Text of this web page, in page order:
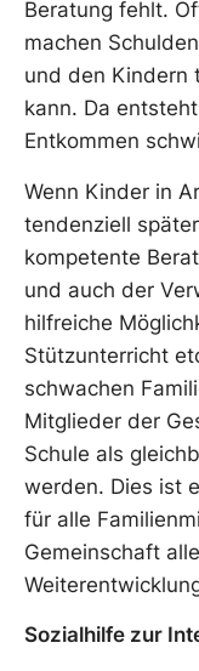
Beratung fehlt.
machen
und den Kindern
kann. Da
Entkommen
Wenn Kinder in
tendenziell
kompetente
und auch der
hilfreiche
Stützunterricht
schwachen
Mitglieder der
Schule als
werden. Dies ist
für alle
Gemeinschaft
Sozialhilfe zur